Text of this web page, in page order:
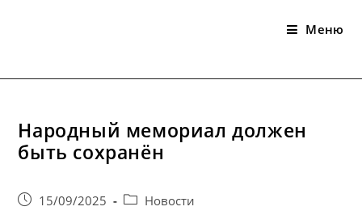
Меню
Народный мемориал должен
быть сохранён
Запись15/09/2025
PostНовости